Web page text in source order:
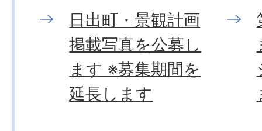
日出町・景観計画
掲載写真を公募し
ます ※募集期間を
延長します